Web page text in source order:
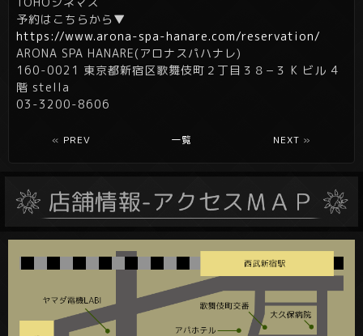
予約はこちらから▼
https://www.arona-spa-hanare.com/reservation/
ARONA SPA HANARE(アロナスパハナレ)
160-0021 東京都新宿区歌舞伎町２丁目３８−３ K ビル 4
階 stella
03-3200-8606
« PREV 一覧 NEXT »